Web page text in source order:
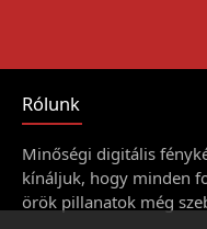
Rólunk
Minőségi digitális
kínáljuk, hogy minden
örök pillanatok még